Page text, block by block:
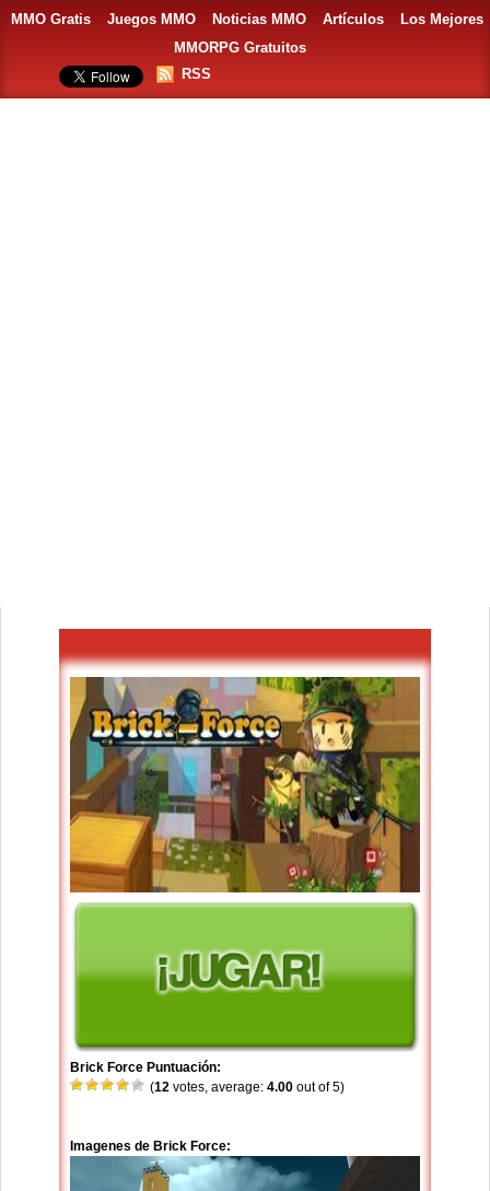
MMO Gratis Juegos MMO Noticias MMO Artículos
Los Mejores
MMORPG Gratuitos
RSS
Brick Force Puntuación:
(12 votes, average: 4.00 out of 5)
Imagenes de Brick Force: